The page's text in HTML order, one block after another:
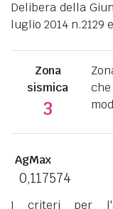
Delibera della
luglio 2014 n.2129
Zona
sismica
3
AgMax
0,117574
I criteri per